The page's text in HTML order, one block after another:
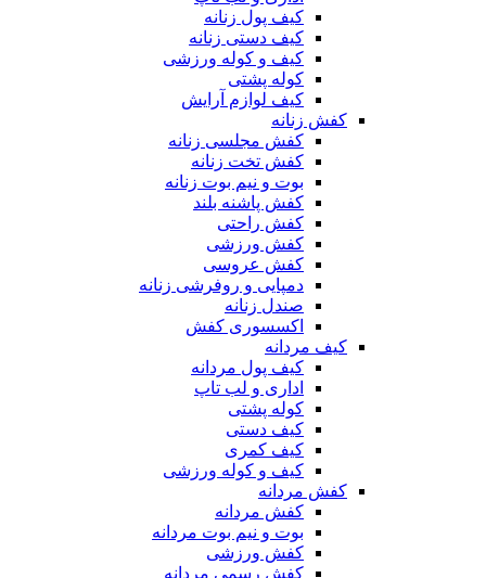
کیف پول زنانه
کیف دستی زنانه
کیف و کوله ورزشی
کوله پشتی
کیف لوازم آرایش
کفش زنانه
کفش مجلسی زنانه
کفش تخت زنانه
بوت و نیم بوت زنانه
کفش پاشنه بلند
کفش راحتی
کفش ورزشی
کفش عروسی
دمپایی و روفرشی زنانه
صندل زنانه
اکسسوری کفش
کیف مردانه
کیف پول مردانه
اداری و لب تاپ
کوله پشتی
کیف دستی
کیف کمری
کیف و کوله ورزشی
کفش مردانه
کفش مردانه
بوت و نیم بوت مردانه
کفش ورزشی
کفش رسمی مردانه